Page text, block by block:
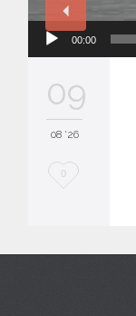
00:00
09
08 '26
M
0